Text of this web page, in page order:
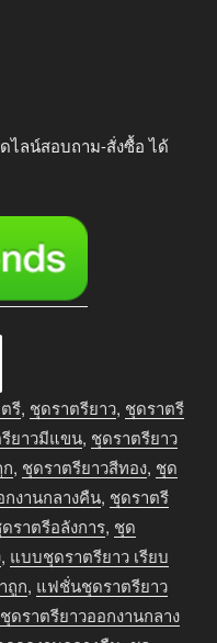
ไลน์สอบถาม-สั่งซื้อ ได้
รี, ชุดราตรียาว, ชุดราตรี
ยาวมีแขน, ชุดราตรียาว
, ชุดราตรียาวสีทอง, ชุด
งานกลางคืน, ชุดราตรี
ราตรีอลังการ, ชุด
, แบบชุดราตรียาว เรียบ
ถูก, แฟชั่นชุดราตรียาว
ชุดราตรียาวออกงานกลาง